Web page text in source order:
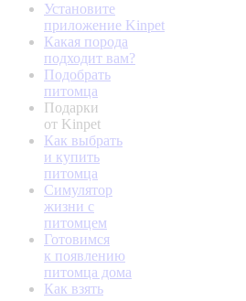
Установите
приложение Kinpet
Какая порода
подходит вам?
Подобрать
питомца
Подарки
от Kinpet
Как выбрать
и купить
питомца
Симулятор
жизни с
питомцем
Готовимся
к появлению
питомца дома
Как взять